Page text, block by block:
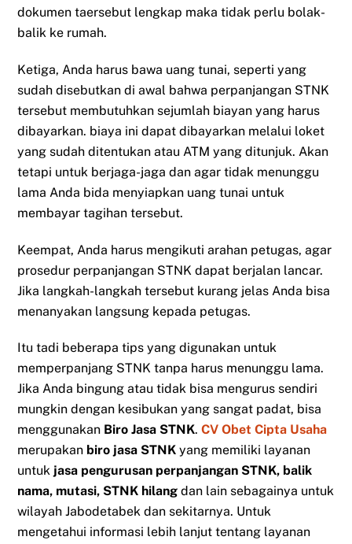
dokumen taersebut lengkap maka tidak perlu bolak-
balik ke rumah.
Ketiga, Anda harus bawa uang tunai, seperti yang
sudah disebutkan di awal bahwa perpanjangan STNK
tersebut membutuhkan sejumlah biayan yang harus
dibayarkan. biaya ini dapat dibayarkan melalui loket
yang sudah ditentukan atau ATM yang ditunjuk. Akan
tetapi untuk berjaga-jaga dan agar tidak menunggu
lama Anda bida menyiapkan uang tunai untuk
membayar tagihan tersebut.
Keempat, Anda harus mengikuti arahan petugas, agar
prosedur perpanjangan STNK dapat berjalan lancar.
Jika langkah-langkah tersebut kurang jelas Anda bisa
menanyakan langsung kepada petugas.
Itu tadi beberapa tips yang digunakan untuk
memperpanjang STNK tanpa harus menunggu lama.
Jika Anda bingung atau tidak bisa mengurus sendiri
mungkin dengan kesibukan yang sangat padat, bisa
menggunakan Biro Jasa STNK.CV Obet Cipta Usaha
merupakan biro jasa STNK yang memiliki layanan
untuk jasa pengurusan perpanjangan STNK, balik
nama, mutasi, STNK hilangdan lain sebagainya untuk
wilayah Jabodetabek dan sekitarnya. Untuk
mengetahui informasi lebih lanjut tentang layanan